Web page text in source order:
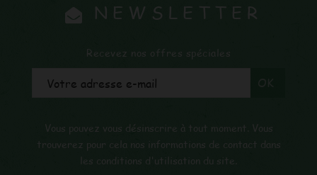
NEWSLETTER
Recevez nos offres spéciales
Vous pouvez vous désinscrire à tout moment. Vous
trouverez pour cela nos informations de contact dans
les conditions d'utilisation du site.